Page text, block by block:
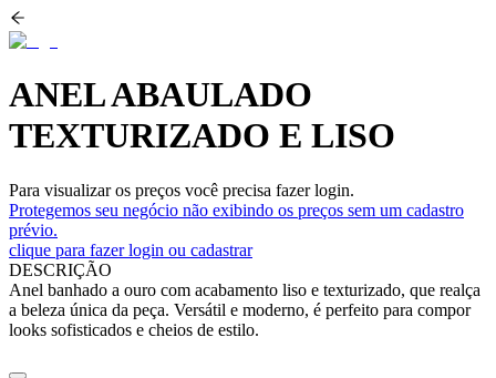
ANEL ABAULADO
TEXTURIZADO E LISO
Para visualizar os preços você precisa fazer login.
Protegemos seu negócio não exibindo os preços sem um cadastro
prévio.
clique para fazer login ou cadastrar
DESCRIÇÃO
Anel banhado a ouro com acabamento liso e texturizado, que realça
a beleza única da peça. Versátil e moderno, é perfeito para compor
looks sofisticados e cheios de estilo.